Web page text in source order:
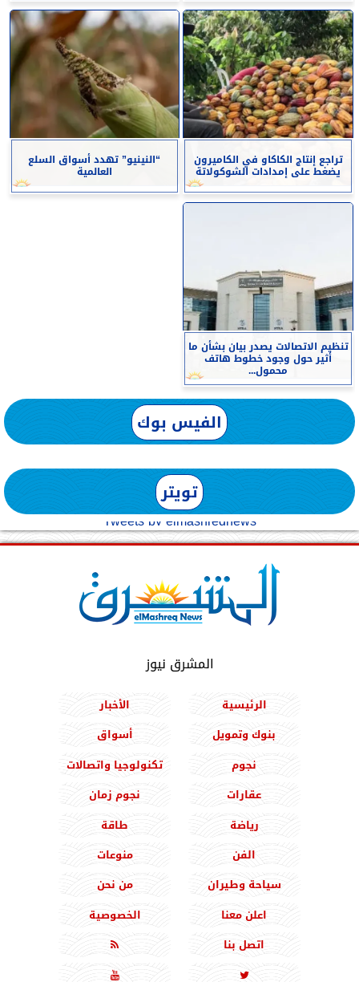
تراجع إنتاج الكاكاو في الكاميرون
يضغط على إمدادات الشوكولاتة
“النينيو” تهدد أسواق السلع
العالمية
تنظيم الاتصالات يصدر بيان بشأن ما
أثير حول وجود خطوط هاتف
محمول...
الفيس بوك
تويتر
Tweets by elmashreqnews
المشرق نيوز
الرئيسية
الأخبار
بنوك وتمويل
أسواق
نجوم
تكنولوجيا واتصالات
عقارات
نجوم زمان
رياضة
طاقة
الفن
منوعات
سياحة وطيران
من نحن
اعلن معنا
الخصوصية
اتصل بنا


